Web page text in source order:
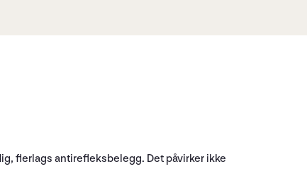
flerlags antirefleksbelegg. Det påvirker ikke